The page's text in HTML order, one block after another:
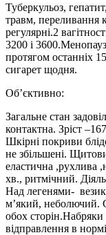
Туберкульоз,
травм, переливання
регулярні.2
3200 і
протягом останніх
сигарет щодня.
Об’єктивно:
Загальне стан
контактна. Зріст
Шкірні покриви
не збільшені.
еластична ,рухлива
хв., ритмічний.
Над легенями-
м’який, неболючий.
обох сторін.Набряки
відправлення в